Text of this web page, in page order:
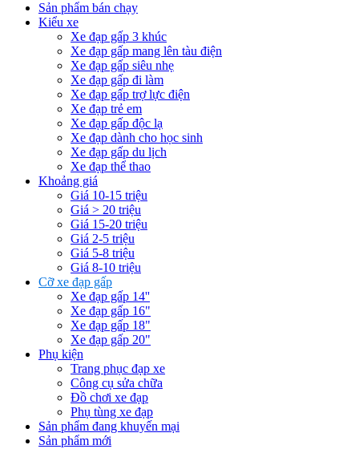
Sản phẩm bán chạy
Kiểu xe
Xe đạp gấp 3 khúc
Xe đạp gấp mang lên tàu điện
Xe đạp gấp siêu nhẹ
Xe đạp gấp đi làm
Xe đạp gấp trợ lực điện
Xe đạp trẻ em
Xe đạp gấp độc lạ
Xe đạp dành cho học sinh
Xe đạp gấp du lịch
Xe đạp thể thao
Khoảng giá
Giá 10-15 triệu
Giá > 20 triệu
Giá 15-20 triệu
Giá 2-5 triệu
Giá 5-8 triệu
Giá 8-10 triệu
Cỡ xe đạp gấp
Xe đạp gấp 14''
Xe đạp gấp 16"
Xe đạp gấp 18"
Xe đạp gấp 20"
Phụ kiện
Trang phục đạp xe
Công cụ sửa chữa
Đồ chơi xe đạp
Phụ tùng xe đạp
Sản phẩm đang khuyến mại
Sản phẩm mới